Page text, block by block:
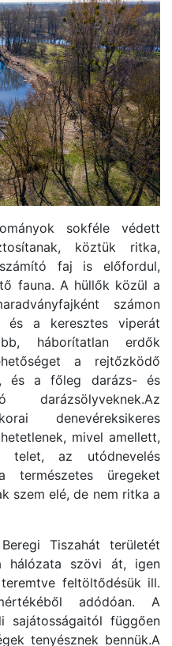
sokféle védett
köztük ritka,
faj is előfordul,
fauna. A hüllők közül a
számon
és a keresztes viperát
háborítatlan erdők
a rejtőzködő
és a főleg darázs- és
darázsölyveknek.Az
denevéreksikeres
mivel amellett,
az utódnevelés
üregeket
szem elé, de nem ritka a
Tiszahát területét
hálózata szövi át, igen
feltöltődésük ill.
adódóan. A
sajátosságaitól függően
tenyésznek bennük.A